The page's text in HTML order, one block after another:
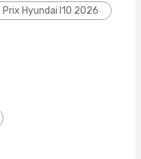
Prix Hyundai I10 2026